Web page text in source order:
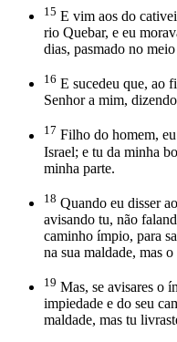
15 E vim aos do
rio Quebar, e eu
dias, pasmado no meio
16 E sucedeu que, ao
Senhor a mim,
17 Filho do homem,
Israel; e tu da minha
minha parte.
18 Quando eu disser
avisando tu, não
caminho ímpio, para
na sua maldade, mas
19 Mas, se avisares o
impiedade e do seu
maldade, mas tu